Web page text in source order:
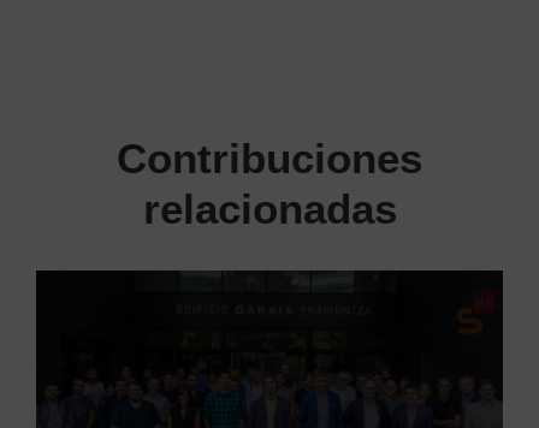
Contribuciones
relacionadas